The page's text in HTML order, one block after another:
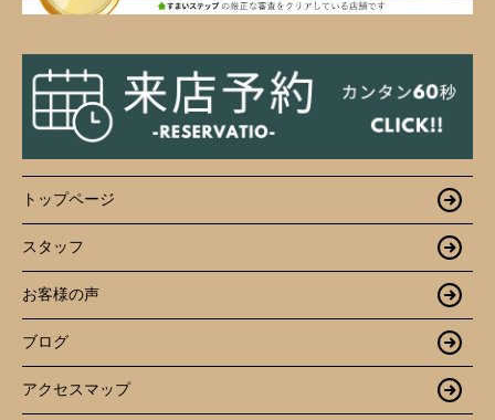
トップページ
スタッフ
お客様の声
ブログ
アクセスマップ